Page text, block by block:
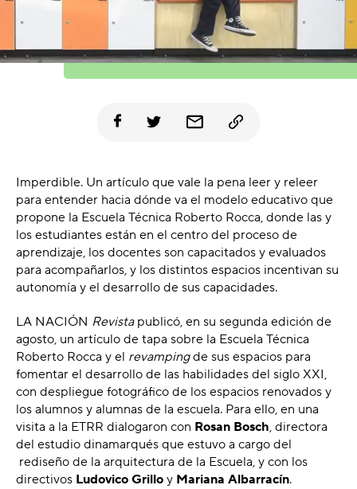
Imperdible. Un artículo que vale la pena leer y releer
para entender hacia dónde va el modelo educativo que
propone la Escuela Técnica Roberto Rocca, donde las y
los estudiantes están en el centro del proceso de
aprendizaje, los docentes son capacitados y evaluados
para acompañarlos, y los distintos espacios incentivan su
autonomía y el desarrollo de sus capacidades.
LA NACIÓN Revistapublicó, en su segunda edición de
agosto, un artículo de tapa sobre la Escuela Técnica
Roberto Rocca y el revampingde sus espacios para
fomentar el desarrollo de las habilidades del siglo XXI,
con despliegue fotográfico de los espacios renovados y
los alumnos y alumnas de la escuela. Para ello, en una
visita a la ETRR dialogaron con Rosan Bosch, directora
del estudio dinamarqués que estuvo a cargo del
rediseño de la arquitectura de la Escuela, y con los
directivos Ludovico Grillo y Mariana Albarracín.